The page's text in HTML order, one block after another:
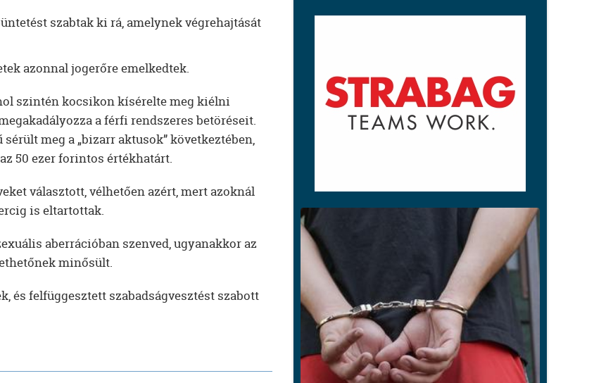
szabtak ki rá, amelynek végrehajtását
azonnal jogerőre emelkedtek.
szintén kocsikon kísérelte meg kiélni
a férfi rendszeres betöréseit.
meg a „bizarr aktusok” következtében,
50 ezer forintos értékhatárt.
választott, vélhetően azért, mert azoknál
is eltartottak.
aberrációban szenved, ugyanakkor az
minősült.
és felfüggesztett szabadságvesztést szabott